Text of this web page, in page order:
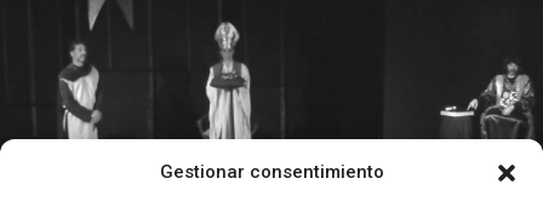
Gestionar consentimiento